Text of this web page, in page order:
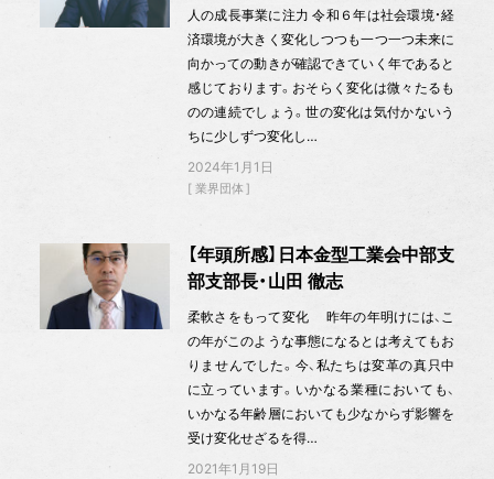
人の成長事業に注力 令和６年は社会環境・経
済環境が大きく変化しつつも一つ一つ未来に
向かっての動きが確認できていく年であると
感じております。おそらく変化は微々たるも
のの連続でしょう。世の変化は気付かないう
ちに少しずつ変化し…
2024年1月1日
業界団体
【年頭所感】日本金型工業会中部支
部支部長・山田 徹志
柔軟さをもって変化 昨年の年明けには、こ
の年がこのような事態になるとは考えてもお
りませんでした。今、私たちは変革の真只中
に立っています。いかなる業種においても、
いかなる年齢層においても少なからず影響を
受け変化せざるを得…
2021年1月19日